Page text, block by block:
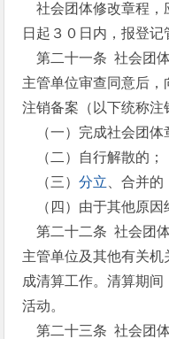
社会团体修改章程，
日起３０日内，报登记
第二十一条 社会团
主管单位审查同意后，
注销备案（以下统称注
（一）完成社会团体
（二）自行解散的；
（三）分立 、合并的
（四）由于其他原因
第二十二条 社会团
主管单位及其他有关
成清算工作。清算期
活动。
第二十三条 社会团